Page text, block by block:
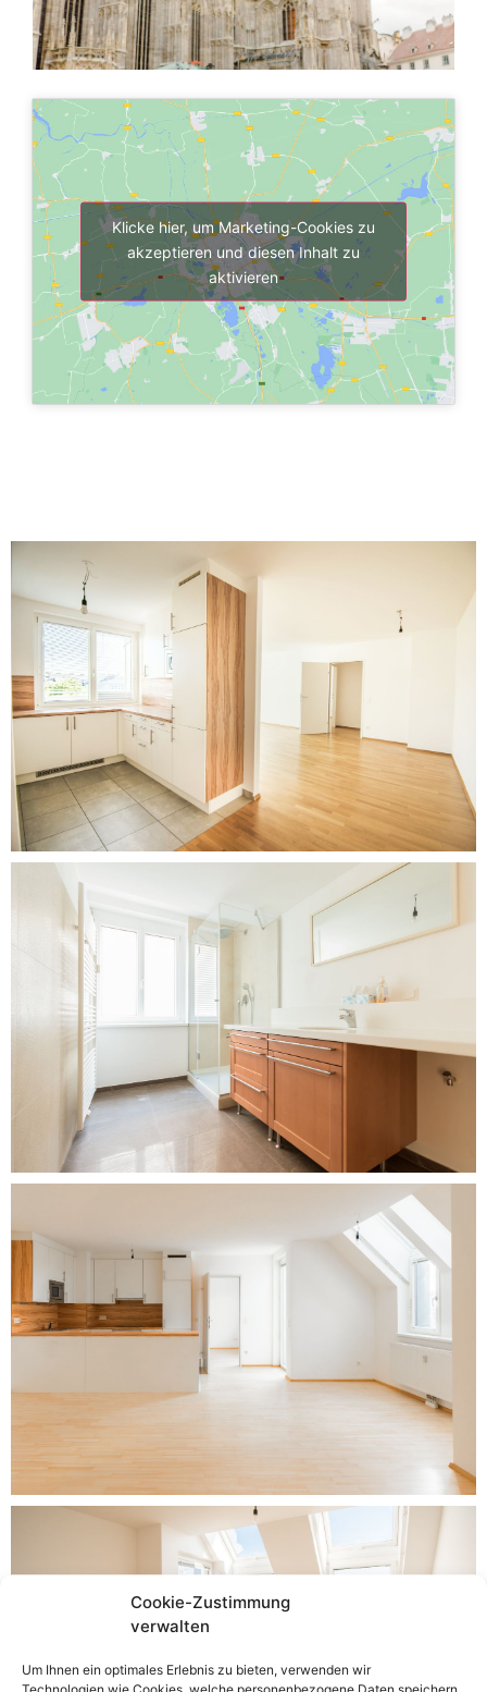
Cookie-Zustimmung
verwalten
Um Ihnen ein optimales Erlebnis zu bieten, verwenden wir
Klicke hier, um Marketing-Cookies zu
akzeptieren und diesen Inhalt zu
aktivieren